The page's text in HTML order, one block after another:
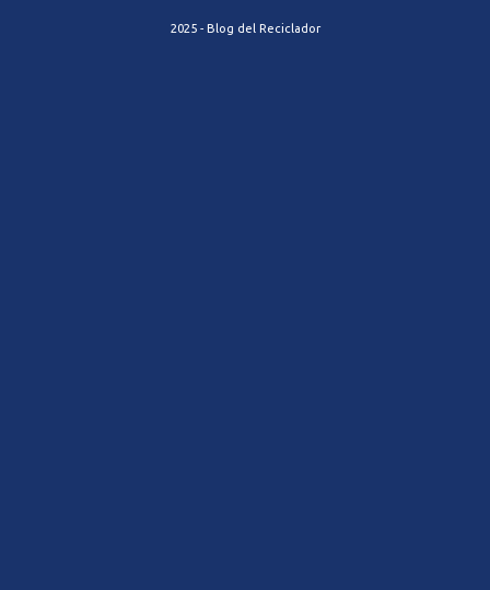
2025 - Blog del Reciclador